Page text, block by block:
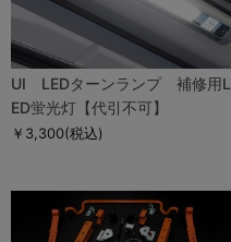
UI LEDターンランプ 補修用L
ED蛍光灯【代引不可】
￥3,300(税込)